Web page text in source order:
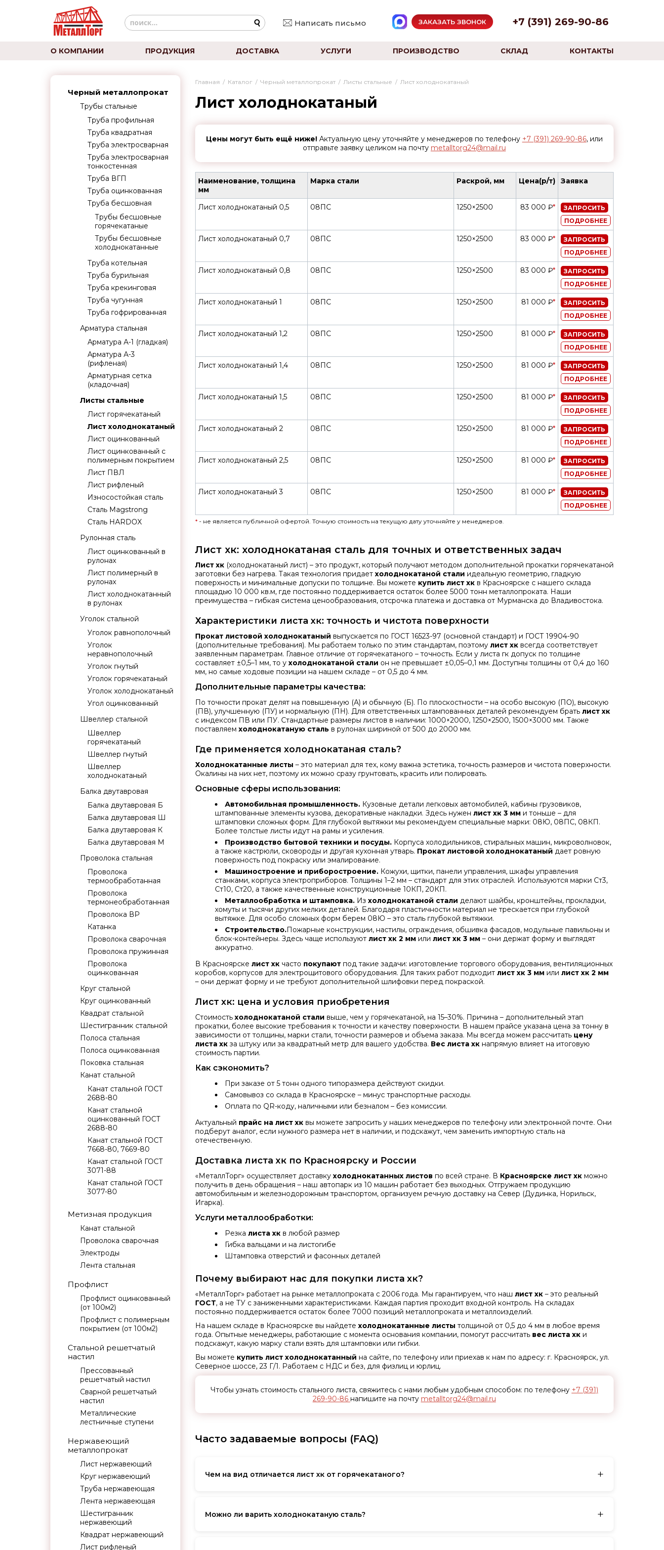
Написать письмо ЗАКАЗАТЬ ЗВОНОК +7 (391) 269-90-86
О КОМПАНИИ ПРОДУКЦИЯ ДОСТАВКА УСЛУГИ ПРОИЗВОДСТВО СКЛАД КОНТАКТЫ
Черный металлопрокат
Трубы стальные
Труба профильная
Труба квадратная
Труба электросварная
Труба электросварная
тонкостенная
Труба ВГП
Труба оцинкованная
Труба бесшовная
Трубы бесшовные
горячекатаные
Трубы бесшовные
холоднокатанные
Труба котельная
Труба бурильная
Труба крекинговая
Труба чугунная
Труба гофрированная
Арматура стальная
Арматура А-1 (гладкая)
Арматура А-3
(рифленая)
Арматурная сетка
(кладочная)
Листы стальные
Лист горячекатаный
Лист холоднокатаный
Лист оцинкованный
Лист оцинкованный с
полимерным покрытием
Лист ПВЛ
Лист рифленый
Износостойкая сталь
Сталь Magstrong
Сталь HARDOX
Рулонная сталь
Лист оцинкованный в
рулонах
Лист полимерный в
рулонах
Лист холоднокатанный
в рулонах
Уголок стальной
Уголок равнополочный
Уголок
неравнополочный
Уголок гнутый
Уголок горячекатаный
Уголок холоднокатаный
Угол оцинкованный
Швеллер стальной
Швеллер
горячекатаный
Швеллер гнутый
Швеллер
холоднокатаный
Балка двутавровая
Балка двутавровая Б
Балка двутавровая Ш
Балка двутавровая К
Балка двутавровая М
Проволока стальная
Проволока
термообработанная
Проволока
термонеобработанная
Проволока ВР
Катанка
Проволока сварочная
Проволока пружинная
Проволока
оцинкованная
Круг стальной
Круг оцинкованный
Квадрат стальной
Шестигранник стальной
Полоса стальная
Полоса оцинкованная
Поковка стальная
Канат стальной
Канат стальной ГОСТ
2688-80
Канат стальной
оцинкованный ГОСТ
2688-80
Канат стальной ГОСТ
7668-80, 7669-80
Канат стальной ГОСТ
3071-88
Канат стальной ГОСТ
3077-80
Метизная продукция
Канат стальной
Проволока сварочная
Электроды
Лента стальная
Профлист
Профлист оцинкованный
(от 100м2)
Профлист с полимерным
покрытием (от 100м2)
Стальной решетчатый
настил
Прессованный
решетчатый настил
Сварной решетчатый
настил
Металлические
лестничные ступени
Нержавеющий
металлопрокат
Лист нержавеющий
Круг нержавеющий
Труба нержавеющая
Лента нержавеющая
Шестигранник
нержавеющий
Квадрат нержавеющий
Лист рифленый
Главная / Каталог / Черный металлопрокат / Листы стальные / Лист холоднокатаный
Лист холоднокатаный
Цены могут быть ещё ниже!Актуальную цену уточняйте у менеджеров по телефону +7 (391) 269-90-86, или
отправьте заявку целиком на почту metalltorg24@mail.ru
Наименование, толщина
мм
Марка стали Раскрой, мм Цена(р/т) Заявка
Лист холоднокатаный 0,5 08ПС 1250×2500 83 000 ₽*
ЗАПРОСИТЬ
ПОДРОБНЕЕ
Лист холоднокатаный 0,7 08ПС 1250×2500 83 000 ₽*
ЗАПРОСИТЬ
ПОДРОБНЕЕ
Лист холоднокатаный 0,8 08ПС 1250×2500 83 000 ₽*
ЗАПРОСИТЬ
ПОДРОБНЕЕ
Лист холоднокатаный 1 08ПС 1250×2500 81 000 ₽*
ЗАПРОСИТЬ
ПОДРОБНЕЕ
Лист холоднокатаный 1,2 08ПС 1250×2500 81 000 ₽*
ЗАПРОСИТЬ
ПОДРОБНЕЕ
Лист холоднокатаный 1,4 08ПС 1250×2500 81 000 ₽*
ЗАПРОСИТЬ
ПОДРОБНЕЕ
Лист холоднокатаный 1,5 08ПС 1250×2500 81 000 ₽*
ЗАПРОСИТЬ
ПОДРОБНЕЕ
Лист холоднокатаный 2 08ПС 1250×2500 81 000 ₽*
ЗАПРОСИТЬ
ПОДРОБНЕЕ
Лист холоднокатаный 2,5 08ПС 1250×2500 81 000 ₽*
ЗАПРОСИТЬ
ПОДРОБНЕЕ
Лист холоднокатаный 3 08ПС 1250×2500 81 000 ₽*
ЗАПРОСИТЬ
ПОДРОБНЕЕ
*- не является публичной офертой. Точную стоимость на текущую дату уточняйте у менеджеров.
Лист хк: холоднокатаная сталь для точных и ответственных задач
Лист хк(холоднокатаный лист) – это продукт, который получают методом дополнительной прокатки горячекатаной
заготовки без нагрева. Такая технология придает холоднокатаной стали идеальную геометрию, гладкую
поверхность и минимальные допуски по толщине. Вы можете купить лист хкв Красноярске с нашего склада
площадью 10 000 кв.м, где постоянно поддерживается остаток более 5000 тонн металлопроката. Наши
преимущества – гибкая система ценообразования, отсрочка платежа и доставка от Мурманска до Владивостока.
Характеристики листа хк: точность и чистота поверхности
Прокат листовой холоднокатаный выпускается по ГОСТ 16523-97 (основной стандарт) и ГОСТ 19904-90
(дополнительные требования). Мы работаем только по этим стандартам, поэтому лист хк всегда соответствует
заявленным параметрам. Главное отличие от горячекатаного – точность. Если у листа гк допуск по толщине
составляет ±0,5–1 мм, то у холоднокатаной стали он не превышает ±0,05–0,1 мм. Доступны толщины от 0,4 до 160
мм, но самые ходовые позиции на нашем складе – от 0,5 до 4 мм.
Дополнительные параметры качества:
По точности прокат делят на повышенную (А) и обычную (Б). По плоскостности – на особо высокую (ПО), высокую
(ПВ), улучшенную (ПУ) и нормальную (ПН). Для ответственных штампованных деталей рекомендуем брать лист хк
с индексом ПВ или ПУ. Стандартные размеры листов в наличии: 1000×2000, 1250×2500, 1500×3000 мм. Также
поставляем холоднокатаную сталь в рулонах шириной от 500 до 2000 мм.
Где применяется холоднокатаная сталь?
Холоднокатанные листы – это материал для тех, кому важна эстетика, точность размеров и чистота поверхности.
Окалины на них нет, поэтому их можно сразу грунтовать, красить или полировать.
Основные сферы использования:
Автомобильная промышленность. Кузовные детали легковых автомобилей, кабины грузовиков,
штампованные элементы кузова, декоративные накладки. Здесь нужен лист хк 3 мми тоньше – для
штамповки сложных форм. Для глубокой вытяжки мы рекомендуем специальные марки: 08Ю, 08ПС, 08КП.
Более толстые листы идут на рамы и усиления.
Производство бытовой техники и посуды. Корпуса холодильников, стиральных машин, микроволновок,
а также кастрюли, сковороды и другая кухонная утварь. Прокат листовой холоднокатаный дает ровную
поверхность под покраску или эмалирование.
Машиностроение и приборостроение. Кожухи, щитки, панели управления, шкафы управления
станками, корпуса электроприборов. Толщины 1–2 мм – стандарт для этих отраслей. Используются марки Ст3,
Ст10, Ст20, а также качественные конструкционные 10КП, 20КП.
Металлообработка и штамповка. Из холоднокатаной стали делают шайбы, кронштейны, прокладки,
хомуты и тысячи других мелких деталей. Благодаря пластичности материал не трескается при глубокой
вытяжке. Для особо сложных форм берем 08Ю – это сталь глубокой вытяжки.
Строительство.Пожарные конструкции, настилы, ограждения, обшивка фасадов, модульные павильоны и
блок-контейнеры. Здесь чаще используют лист хк 2 ммили лист хк 3 мм– они держат форму и выглядят
аккуратно.
В Красноярске лист хк часто покупаютпод такие задачи: изготовление торгового оборудования, вентиляционных
коробов, корпусов для электрощитового оборудования. Для таких работ подходит лист хк 3 ммили лист хк 2 мм
– они держат форму и не требуют дополнительной шлифовки перед покраской.
Лист хк: цена и условия приобретения
Стоимость холоднокатаной стали выше, чем у горячекатаной, на 15–30%. Причина – дополнительный этап
прокатки, более высокие требования к точности и качеству поверхности. В нашем прайсе указана цена за тонну в
зависимости от толщины, марки стали, точности размеров и объема заказа. Мы всегда можем рассчитать цену
листа хк за штуку или за квадратный метр для вашего удобства. Вес листа хк напрямую влияет на итоговую
стоимость партии.
Как сэкономить?
При заказе от 5 тонн одного типоразмера действуют скидки.
Самовывоз со склада в Красноярске – минус транспортные расходы.
Оплата по QR-коду, наличными или безналом – без комиссии.
Актуальный прайс на лист хк вы можете запросить у наших менеджеров по телефону или электронной почте. Они
подберут аналог, если нужного размера нет в наличии, и подскажут, чем заменить импортную сталь на
отечественную.
Доставка листа хк по Красноярску и России
«МеталлТорг» осуществляет доставку холоднокатанных листов по всей стране. В Красноярске лист хк можно
получить в день обращения – наш автопарк из 10 машин работает без выходных. Отгружаем продукцию
автомобильным и железнодорожным транспортом, организуем речную доставку на Север (Дудинка, Норильск,
Игарка).
Услуги металлообработки:
Резка листа хк в любой размер
Гибка вальцами и на листогибе
Штамповка отверстий и фасонных деталей
Почему выбирают нас для покупки листа хк?
«МеталлТорг» работает на рынке металлопроката с 2006 года. Мы гарантируем, что наш лист хк – это реальный
ГОСТ, а не ТУ с заниженными характеристиками. Каждая партия проходит входной контроль. На складах
постоянно поддерживается остаток более 7000 позиций металлопроката и металлоизделий.
На нашем складе в Красноярске вы найдете холоднокатанные листы толщиной от 0,5 до 4 мм в любое время
года. Опытные менеджеры, работающие с момента основания компании, помогут рассчитать вес листа хк и
подскажут, какую марку стали взять для штамповки или гибки.
Вы можете купить лист холоднокатанный на сайте, по телефону или приехав к нам по адресу: г. Красноярск, ул.
Северное шоссе, 23 Г/1. Работаем с НДС и без, для физлиц и юрлиц.
Чтобы узнать стоимость стального листа, свяжитесь с нами любым удобным способом: по телефону +7 (391)
269-90-86 напишите на почту metalltorg24@mail.ru
Часто задаваемые вопросы (FAQ)
Чем на вид отличается лист хк от горячекатаного? +
Можно ли варить холоднокатаную сталь?
+